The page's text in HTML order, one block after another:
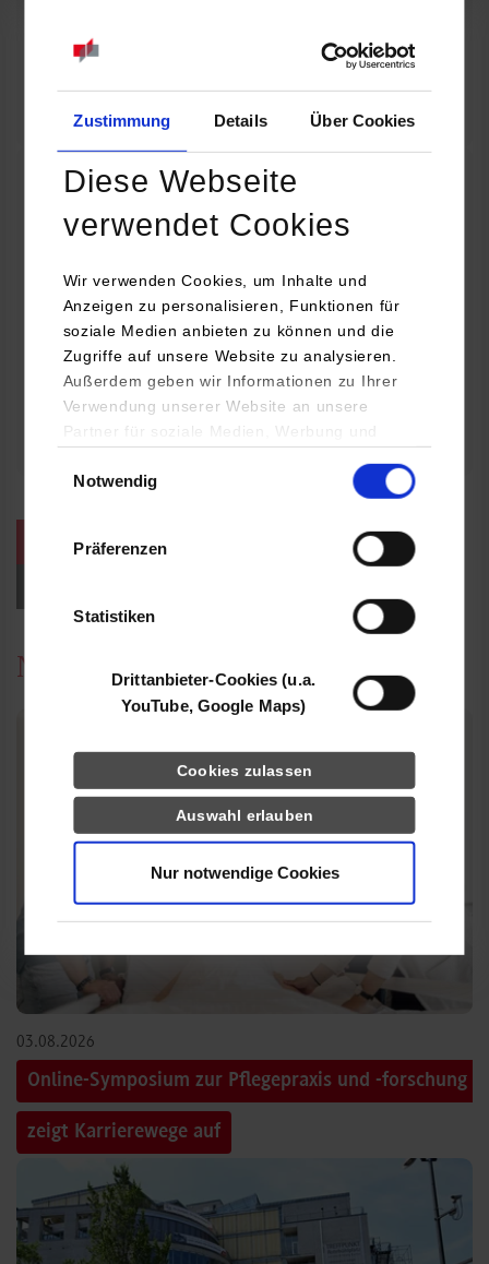
Zustimmung Details Über Cookies
Diese Webseite
verwendet Cookies
Wir verwenden Cookies, um Inhalte und
Anzeigen zu personalisieren, Funktionen für
soziale Medien anbieten zu können und die
Zugriffe auf unsere Website zu analysieren.
Außerdem geben wir Informationen zu Ihrer
Verwendung unserer Website an unsere
Partner für soziale Medien, Werbung und
YouTube, Google Maps) führen diese
Daten zusammen, die Sie ihnen bereitgestellt
haben oder die sie im Rahmen Ihrer Nutzung
Notwendig
Präferenzen
Statistiken
Drittanbieter-Cookies (u.a.
YouTube, Google Maps)
Cookies zulassen
Auswahl erlauben
Nur notwendige Cookies
Online INDIS-Infoveranstaltung für Studierende
Zum Event
Technologietag: Clean Urban Transportation –
nachhaltige Mobilität im (sub)urbanen Umfeld
16.09.2026 - 17.09.2026
Im Mittelpunkt stehen elektrische Antriebe, moderne
Batterietechnologien und innovative Fahrzeugkonzepte für
nachhaltige Mobilität in Stadt und…
weitere Veranstaltungen / Termine
News
03.08.2026
Online-Symposium zur Pflegepraxis und -forschung
zeigt Karrierewege auf